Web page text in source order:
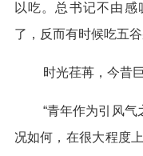
以吃。总书记不由
了，反而有时候吃五谷
时光荏苒，今昔巨
“青年作为引风
况如何，在很大程度